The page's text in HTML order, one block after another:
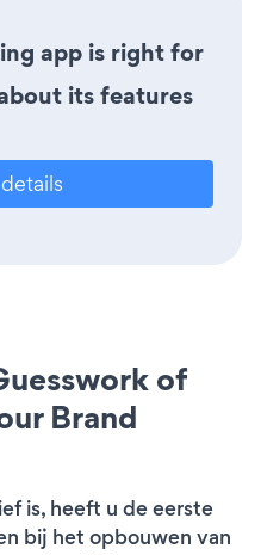
app is right for
its features
of
Brand
is, heeft u de eerste
bij het opbouwen van